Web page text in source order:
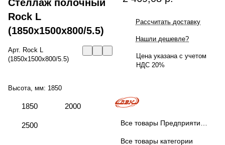
Стеллаж полочный
Rock L
(1850x1500x800/5.5)
Арт. Rock L
(1850x1500x800/5.5)
Высота, мм: 1850
1850 2000
2500
Рассчитать доставку
Нашли дешевле?
Цена указана с учетом
НДС 20%
Все товары Предприятие ДВК
Все товары категории